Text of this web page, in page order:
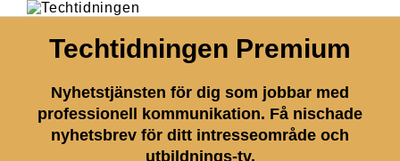
Techtidningen Premium
Nyhetstjänsten för dig som jobbar med
professionell kommunikation. Få nischade
nyhetsbrev för ditt intresseområde och
utbildnings-tv.